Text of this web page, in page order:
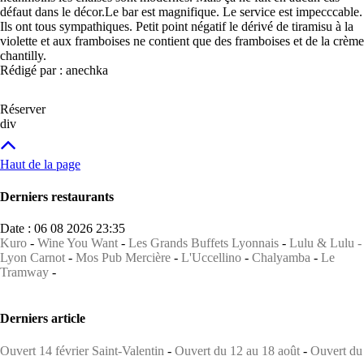
défaut dans le décor.Le bar est magnifique. Le service est impecccable.
Ils ont tous sympathiques. Petit point négatif le dérivé de tiramisu à la
violette et aux framboises ne contient que des framboises et de la crème
chantilly.
Rédigé par : anechka
Réserver
div
Haut de la page
Derniers restaurants
Date : 06 08 2026 23:35
Kuro - Wine You Want - Les Grands Buffets Lyonnais - Lulu & Lulu -
Lyon Carnot - Mos Pub Mercière - L'Uccellino - Chalyamba - Le
Tramway -
Derniers article
Ouvert 14 février Saint-Valentin - Ouvert du 12 au 18 août - Ouvert du